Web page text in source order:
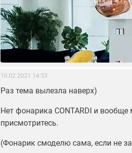
10.02.2021 14:53
Раз тема вылезла наверх)
Нет фонарика CONTARDI и
присмотритесь.
(Фонарик смоделю сама, если не